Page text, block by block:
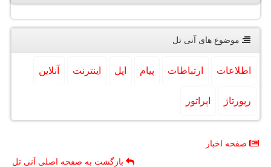
موضوع های آنی تل
اطلاعات ارتباطات پیام اپل اینترنت آنلاین
رپورتاژ اپراتور
صفحه اخبار
بازگشت به صفحه اصلی آنی تل